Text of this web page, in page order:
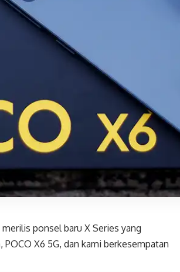
merilis ponsel baru X Series yang
X6 5G, dan kami berkesempatan